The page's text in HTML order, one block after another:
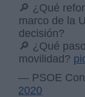
🔎 ¿Qué
marco de la
decisión?
🔎 ¿Qué
movilidad?
— PSOE
2020